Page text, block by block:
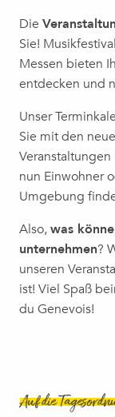
Brunch Society
Soloauftritt |
Ateliers
Le brunch d'Esery
Jazz au Moulin
Das
Concert | Reines
Theater | Gisèle
Die
Sie!
Messen bieten
entdecken und
Unser
Sie mit den
nun Einwohner
Umgebung
Also,was
unternehmen?
unseren
ist! Viel Spaß
du Genevois!
Auf die